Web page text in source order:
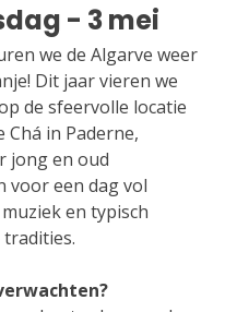
- 3 mei
we de Algarve weer
Dit jaar vieren we
de sfeervolle locatie
Chá in Paderne,
jong en oud
voor een dag vol
en typisch